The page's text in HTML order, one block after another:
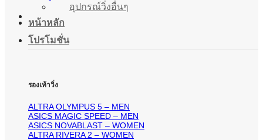
อุปกรณ์วิ่งอื่นๆ
หน้าหลัก
โปรโมชั่น
รองเท้าวิ่ง
ALTRA OLYMPUS 5 – MEN
ASICS MAGIC SPEED – MEN
ASICS NOVABLAST – WOMEN
ALTRA RIVERA 2 – WOMEN